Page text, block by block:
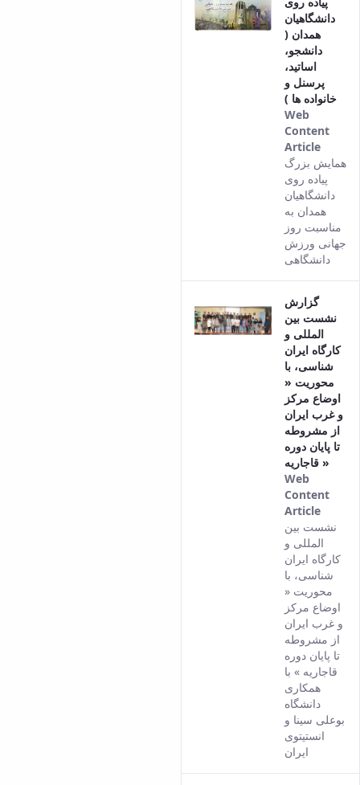
دانشگاهیان
همدان (
دانشجو،
اساتید،
پرسنل و
خانواده ها )
Web
Content
Article
This
comes
the
همایش بزرگ
پیاده روی
دانشگاهیان
همدان به
مناسبت روز
جهانی ورزش
دانشگاهی
گزارش
نشست بین
المللی و
کارگاه ایران
شناسی، با
محوریت «
اوضاع مرکز
و غرب ایران
از مشروطه
تا پایان دوره
قاجاریه »
Web
Content
Article
This
comes
from
of this
نشست بین
المللی و
کارگاه ایران
شناسی، با
محوریت «
اوضاع مرکز
و غرب ایران
از مشروطه
تا پایان دوره
قاجاریه » با
همکاری
دانشگاه
بوعلی سینا و
انستیتوی
ایران